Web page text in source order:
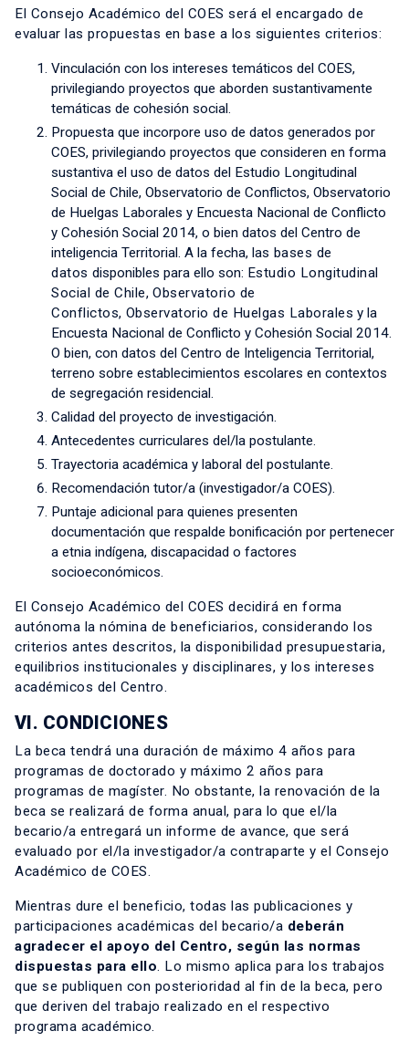
El Consejo Académico del COES será el encargado de
evaluar las propuestas en base a los siguientes criterios:
Vinculación con los intereses temáticos del COES,
privilegiando proyectos que aborden sustantivamente
temáticas de cohesión social.
Propuesta que incorpore uso de datos generados por
COES, privilegiando proyectos que consideren en forma
sustantiva el uso de datos del Estudio Longitudinal
Social de Chile, Observatorio de Conflictos, Observatorio
de Huelgas Laborales y Encuesta Nacional de Conflicto
y Cohesión Social 2014, o bien datos del Centro de
inteligencia Territorial. A la fecha, las bases de
datos disponibles para ello son: Estudio Longitudinal
Social de Chile,Observatorio de
Conflictos, Observatorio de Huelgas Laborales y la
Encuesta Nacional de Conflicto y Cohesión Social 2014.
O bien, con datos del Centro de Inteligencia Territorial,
terreno sobre establecimientos escolares en contextos
de segregación residencial.
Calidad del proyecto de investigación.
Antecedentes curriculares del/la postulante.
Trayectoria académica y laboral del postulante.
Recomendación tutor/a (investigador/a COES).
Puntaje adicional para quienes presenten
documentación que respalde bonificación por pertenecer
a etnia indígena, discapacidad o factores
socioeconómicos.
El Consejo Académico del COES decidirá en forma
autónoma la nómina de beneficiarios, considerando los
criterios antes descritos, la disponibilidad presupuestaria,
equilibrios institucionales y disciplinares, y los intereses
académicos del Centro.
VI. CONDICIONES
La beca tendrá una duración de máximo 4 años para
programas de doctorado y máximo 2 años para
programas de magíster. No obstante, la renovación de la
beca se realizará de forma anual, para lo que el/la
becario/a entregará un informe de avance, que será
evaluado por el/la investigador/a contraparte y el Consejo
Académico de COES.
Mientras dure el beneficio, todas las publicaciones y
participaciones académicas del becario/a deberán
agradecer el apoyo del Centro, según las normas
dispuestas para ello. Lo mismo aplica para los trabajos
que se publiquen con posterioridad al fin de la beca, pero
que deriven del trabajo realizado en el respectivo
programa académico.